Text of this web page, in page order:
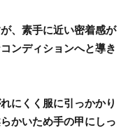
、素手に近い密着感が
ンディションへと導き
にくく服に引っかかり
かいため手の甲にしっ